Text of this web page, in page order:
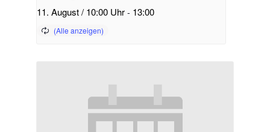
11. August / 10:00 Uhr- 13:00